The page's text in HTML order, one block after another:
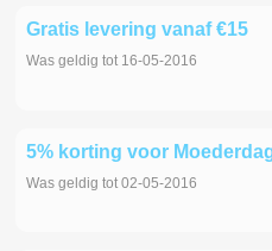
Gratis levering vanaf €15
Was geldig tot 16-05-2016
5% korting voor
Was geldig tot 02-05-2016